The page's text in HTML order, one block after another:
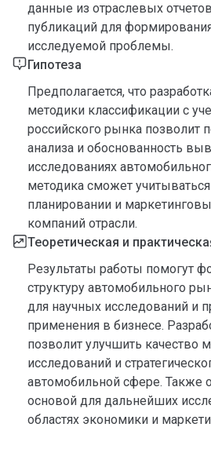
данные из отраслевых
публикаций для
исследуемой проблемы.
Гипотеза
Предполагается, что
методики классификации с
российского рынка позволит
анализа и обоснованность
исследованиях
методика сможет
планировании и
компаний отрасли.
Теоретическая и
Результаты работы помогут
структуру автомобильного
для научных исследований и
применения в бизнесе.
позволит улучшить качество
исследований и
автомобильной сфере. Также
основой для дальнейших
областях экономики и